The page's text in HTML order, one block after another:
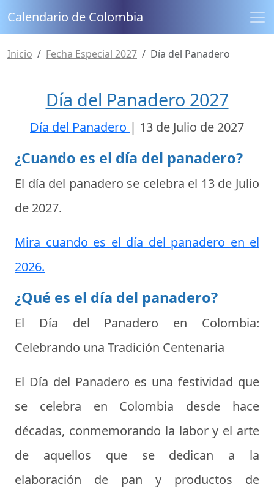
Calendario de Colombia
Inicio Fecha Especial 2027 Día del Panadero
Día del Panadero 2027
Día del Panadero | 13 de Julio de 2027
¿Cuando es el día del panadero?
El día del panadero se celebra el 13 de Julio
de 2027.
Mira cuando es el día del panadero en el
2026.
¿Qué es el día del panadero?
El Día del Panadero en Colombia:
Celebrando una Tradición Centenaria
El Día del Panadero es una festividad que
se celebra en Colombia desde hace
décadas, conmemorando la labor y el arte
de aquellos que se dedican a la
elaboración de pan y productos de